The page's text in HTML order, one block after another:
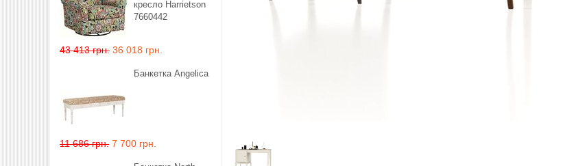
кресло Harrietson
7660442
43 413 грн. 36 018 грн.
Банкетка Angelica
11 686 грн. 7 700 грн.